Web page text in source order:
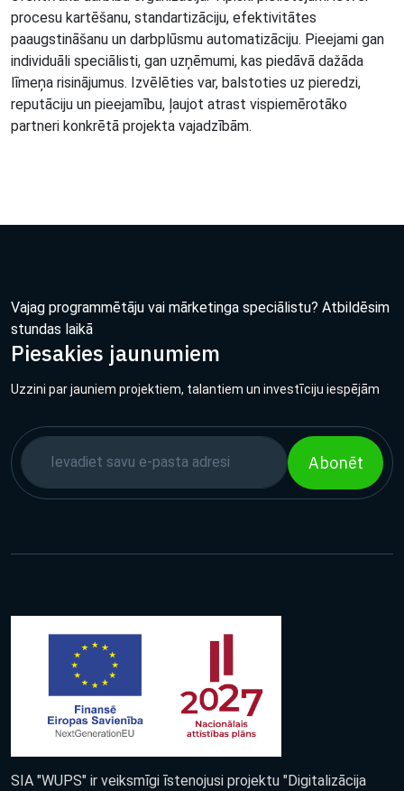
procesu kartēšanu, standartizāciju, efektivitātes
paaugstināšanu un darbplūsmu automatizāciju. Pieejami gan
individuāli speciālisti, gan uzņēmumi, kas piedāvā dažāda
līmeņa risinājumus. Izvēlēties var, balstoties uz pieredzi,
reputāciju un pieejamību, ļaujot atrast vispiemērotāko
partneri konkrētā projekta vajadzībām.
Vajag programmētāju vai mārketinga speciālistu? Atbildēsim
stundas laikā
Piesakies jaunumiem
Uzzini par jauniem projektiem, talantiem un investīciju iespējām
Abonēt
SIA "WUPS" ir veiksmīgi īstenojusi projektu "Digitalizācija